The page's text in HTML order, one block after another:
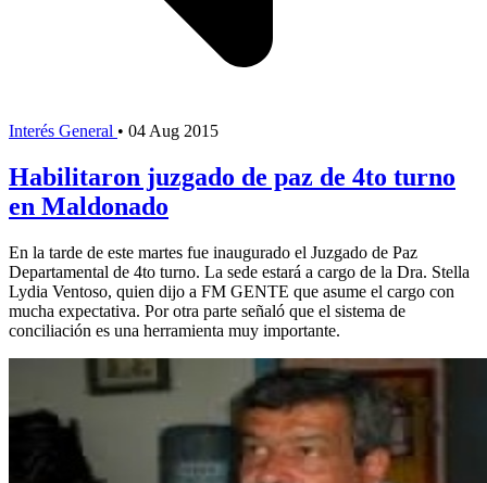
Interés General • 04 Aug 2015
Habilitaron juzgado de paz de 4to turno
en Maldonado
En la tarde de este martes fue inaugurado el Juzgado de Paz
Departamental de 4to turno. La sede estará a cargo de la Dra. Stella
Lydia Ventoso, quien dijo a FM GENTE que asume el cargo con
mucha expectativa. Por otra parte señaló que el sistema de
conciliación es una herramienta muy importante.